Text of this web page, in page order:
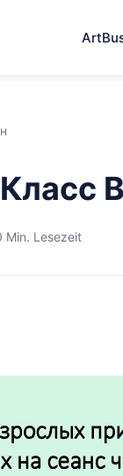
Art
Min. Lesezeit